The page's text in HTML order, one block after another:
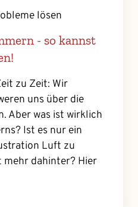
lösen
- so kannst
zu Zeit: Wir
uns über die
Aber was ist wirklich
Ist es nur ein
Luft zu
mehr dahinter? Hier